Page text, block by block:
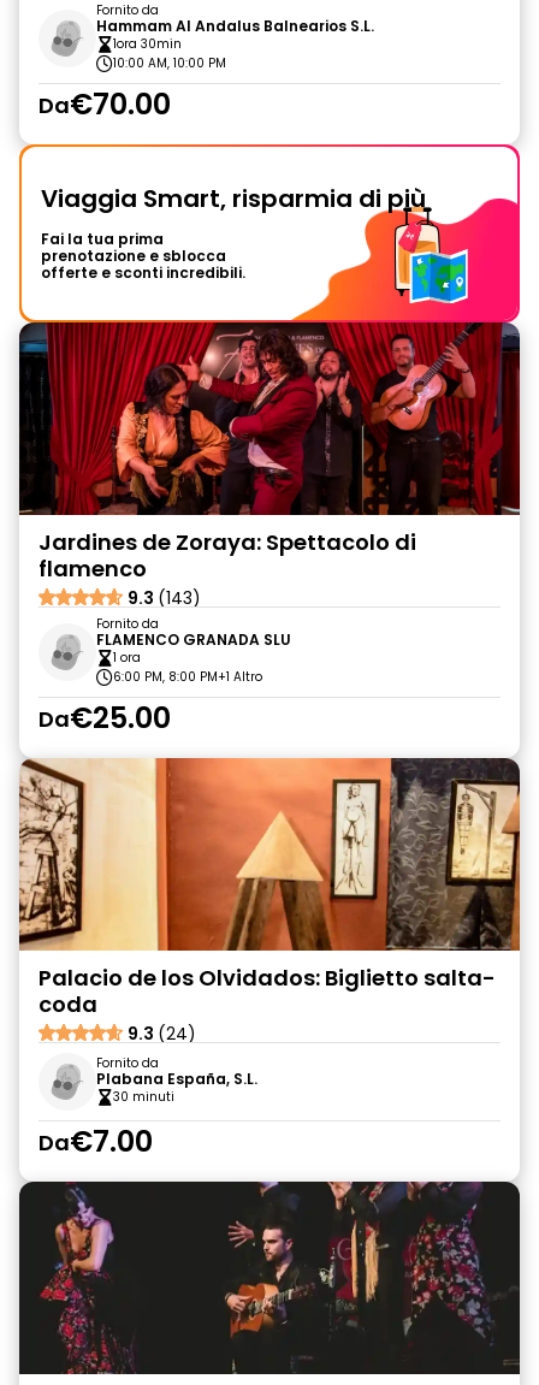
Fornito da
Hammam Al Andalus Balnearios S.L.
1ora 30min
10:00 AM, 10:00 PM
Da€70.00
Viaggia Smart, risparmia di più
Fai la tua prima
prenotazione e sblocca
offerte e sconti incredibili.
Jardines de Zoraya: Spettacolo di
flamenco
9.3 (143)
Fornito da
FLAMENCO GRANADA SLU
1 ora
6:00 PM, 8:00 PM+1 Altro
Da€25.00
Palacio de los Olvidados: Biglietto salta-
coda
9.3 (24)
Fornito da
Plabana España, S.L.
30 minuti
Da€7.00